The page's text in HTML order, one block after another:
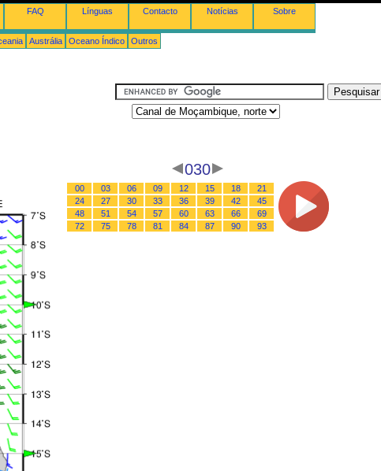
FAQ Línguas Contacto Notícias Sobre
Austrália Oceano Índico Outros
030
00 03 06 09 12 15 18
21
24
27 30 33 36 39 42
45
48
51 54 57 60 63 66
69
72
75 78 81 84 87 90 93